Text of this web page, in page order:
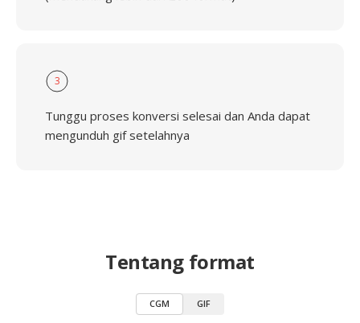
3
Tunggu proses konversi selesai dan Anda dapat
mengunduh gif setelahnya
Tentang format
CGM GIF